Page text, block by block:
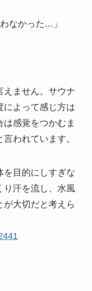
なかった…」
えません。サウナ
によって感じ方は
感覚をつかむま
われています。
を目的にしすぎな
り汗を流し、水風
が大切だと考えら